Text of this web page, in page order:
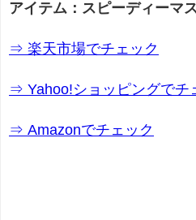
アイテム：スピーディーマ
⇒ 楽天市場でチェック
⇒ Yahoo!ショッピングでチ
⇒ Amazonでチェック